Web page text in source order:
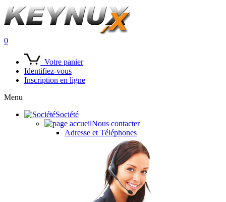
0
Votre panier
Identifiez-vous
Inscription en ligne
Menu
Société
Nous contacter
Adresse et Téléphones